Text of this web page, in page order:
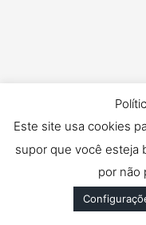
Este site usa cookies
supor que você esteja
por não